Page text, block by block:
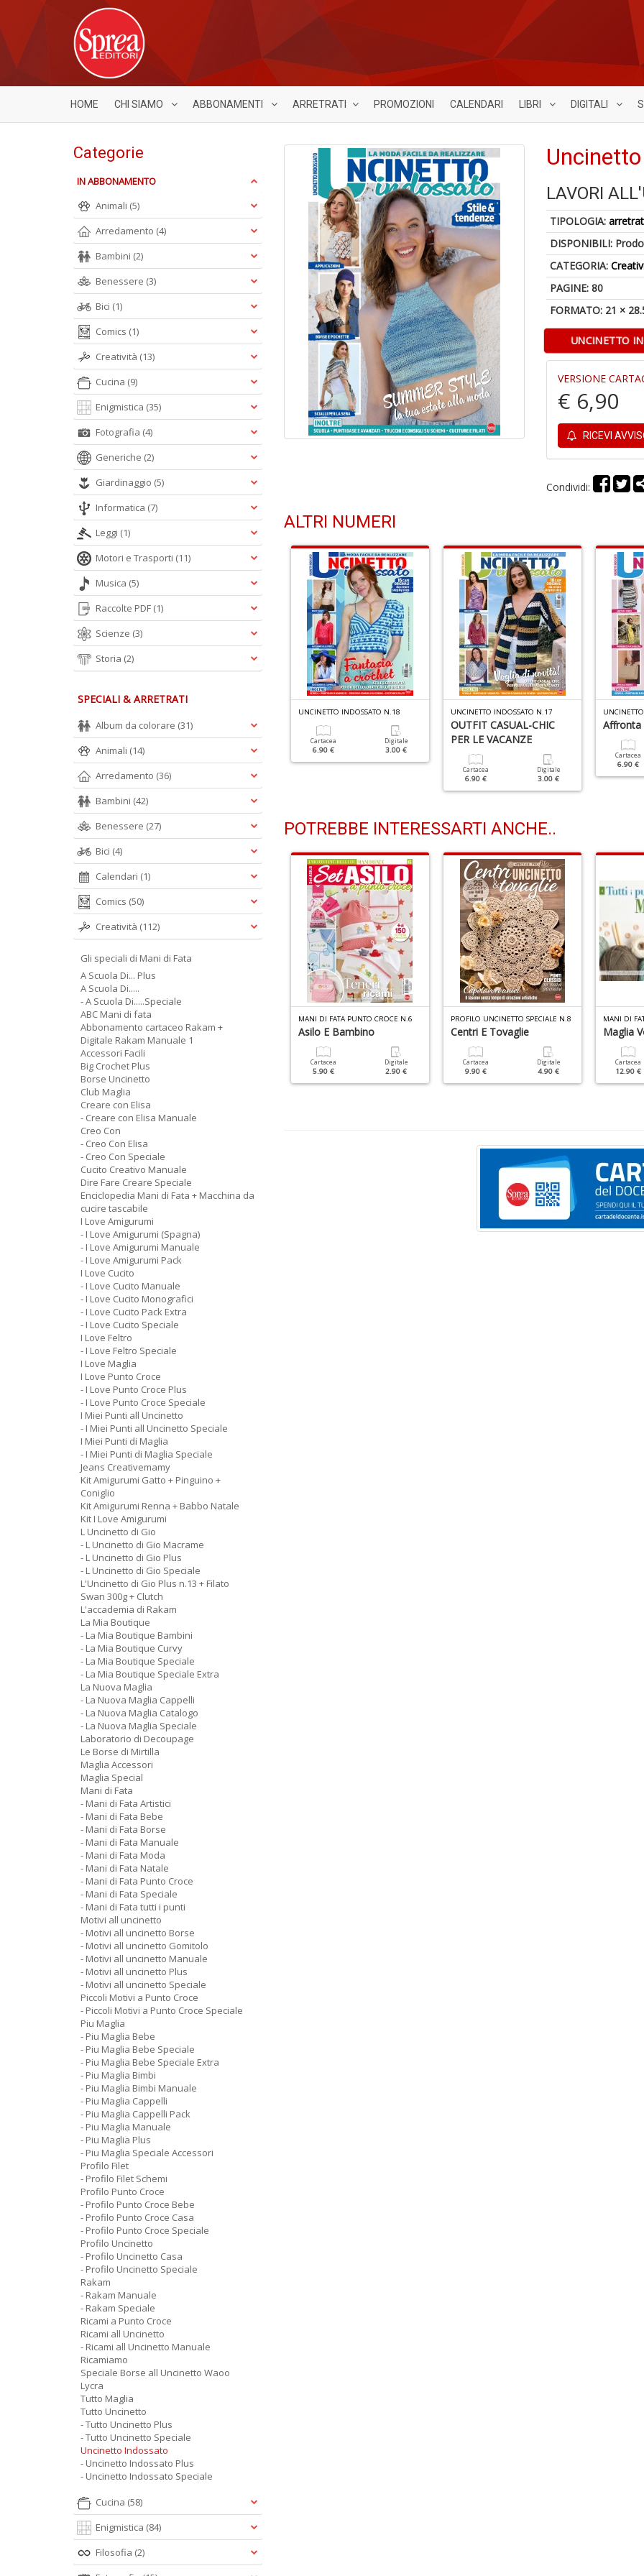
HOME CHI SIAMO ABBONAMENTI ARRETRATI PROMOZIONI CALENDARI LIBRI DIGITALI
LAVORI
TIPOLOGIA:
DISPONIBILI:
CATEGORIA:
PAGINE: 80
FORMATO: 21 ×
UNCINETTO
VERSIONE
€ 6,90
RICEVI
Condividi:
ALTRI NUMERI
Che Incantano
Digitale
3.00 €
27 Capi Da Realizzare
6.90 €
Digitale
3.00 €
UNCINETTO INDOSSATO N.18
Cartacea
6.90 €
Digitale
3.00 €
UNCINETTO INDOSSATO N.17
OUTFIT CASUAL-CHIC
PER LE VACANZE
Cartacea
6.90 €
Digitale
3.00 €
Affronta
Cartacea
6.90 €
POTREBBE INTERESSARTI ANCHE..
DI.....SPECIALE N.2
Digitale
3.50 €
PIU MAGLIA BEBE SPECIALE N.1
35 Progetti Per Tutto
L'anno
MANI DI FATA PUNTO CROCE N.6
Asilo E Bambino
Cartacea
5.90 €
Digitale
2.90 €
PROFILO UNCINETTO SPECIALE N.8
Centri E Tovaglie
Cartacea
9.90 €
Digitale
4.90 €
MANI DI
Maglia
Cartacea
12.90 €
Categorie
IN ABBONAMENTO
Animali (5)
Arredamento (4)
Bambini (2)
Benessere (3)
Bici (1)
Comics (1)
Creatività (13)
Cucina (9)
Enigmistica (35)
Fotografia (4)
Generiche (2)
Giardinaggio (5)
Informatica (7)
Leggi (1)
Motori e Trasporti (11)
Musica (5)
Raccolte PDF (1)
Scienze (3)
Storia (2)
SPECIALI & ARRETRATI
Album da colorare (31)
Animali (14)
Arredamento (36)
Bambini (42)
Benessere (27)
Bici (4)
Calendari (1)
Comics (50)
Creatività (112)
Gli speciali di Mani di Fata
A Scuola Di... Plus
A Scuola Di.....
- A Scuola Di.....Speciale
ABC Mani di fata
Abbonamento cartaceo Rakam +
Digitale Rakam Manuale 1
Accessori Facili
Big Crochet Plus
Borse Uncinetto
Club Maglia
Creare con Elisa
- Creare con Elisa Manuale
Creo Con
- Creo Con Elisa
- Creo Con Speciale
Cucito Creativo Manuale
Dire Fare Creare Speciale
Enciclopedia Mani di Fata + Macchina da
cucire tascabile
I Love Amigurumi
- I Love Amigurumi (Spagna)
- I Love Amigurumi Manuale
- I Love Amigurumi Pack
I Love Cucito
- I Love Cucito Manuale
- I Love Cucito Monografici
- I Love Cucito Pack Extra
- I Love Cucito Speciale
I Love Feltro
- I Love Feltro Speciale
I Love Maglia
I Love Punto Croce
- I Love Punto Croce Plus
- I Love Punto Croce Speciale
I Miei Punti all Uncinetto
- I Miei Punti all Uncinetto Speciale
I Miei Punti di Maglia
- I Miei Punti di Maglia Speciale
Jeans Creativemamy
Kit Amigurumi Gatto + Pinguino +
Coniglio
Kit Amigurumi Renna + Babbo Natale
Kit I Love Amigurumi
L Uncinetto di Gio
- L Uncinetto di Gio Macrame
- L Uncinetto di Gio Plus
- L Uncinetto di Gio Speciale
L'Uncinetto di Gio Plus n.13 + Filato
Swan 300g + Clutch
L'accademia di Rakam
La Mia Boutique
- La Mia Boutique Bambini
- La Mia Boutique Curvy
- La Mia Boutique Speciale
- La Mia Boutique Speciale Extra
La Nuova Maglia
- La Nuova Maglia Cappelli
- La Nuova Maglia Catalogo
- La Nuova Maglia Speciale
Laboratorio di Decoupage
Le Borse di Mirtilla
Maglia Accessori
Maglia Special
Mani di Fata
- Mani di Fata Artistici
- Mani di Fata Bebe
- Mani di Fata Borse
- Mani di Fata Manuale
- Mani di Fata Moda
- Mani di Fata Natale
- Mani di Fata Punto Croce
- Mani di Fata Speciale
- Mani di Fata tutti i punti
Motivi all uncinetto
- Motivi all uncinetto Borse
- Motivi all uncinetto Gomitolo
- Motivi all uncinetto Manuale
- Motivi all uncinetto Plus
- Motivi all uncinetto Speciale
Piccoli Motivi a Punto Croce
- Piccoli Motivi a Punto Croce Speciale
Piu Maglia
- Piu Maglia Bebe
- Piu Maglia Bebe Speciale
- Piu Maglia Bebe Speciale Extra
- Piu Maglia Bimbi
- Piu Maglia Bimbi Manuale
- Piu Maglia Cappelli
- Piu Maglia Cappelli Pack
- Piu Maglia Manuale
- Piu Maglia Plus
- Piu Maglia Speciale Accessori
Profilo Filet
- Profilo Filet Schemi
Profilo Punto Croce
- Profilo Punto Croce Bebe
- Profilo Punto Croce Casa
- Profilo Punto Croce Speciale
Profilo Uncinetto
- Profilo Uncinetto Casa
- Profilo Uncinetto Speciale
Rakam
- Rakam Manuale
- Rakam Speciale
Ricami a Punto Croce
Ricami all Uncinetto
- Ricami all Uncinetto Manuale
Ricamiamo
Speciale Borse all Uncinetto Waoo
Lycra
Tutto Maglia
Tutto Uncinetto
- Tutto Uncinetto Plus
- Tutto Uncinetto Speciale
Uncinetto Indossato
- Uncinetto Indossato Plus
- Uncinetto Indossato Speciale
Cucina (58)
Enigmistica (84)
Filosofia (2)